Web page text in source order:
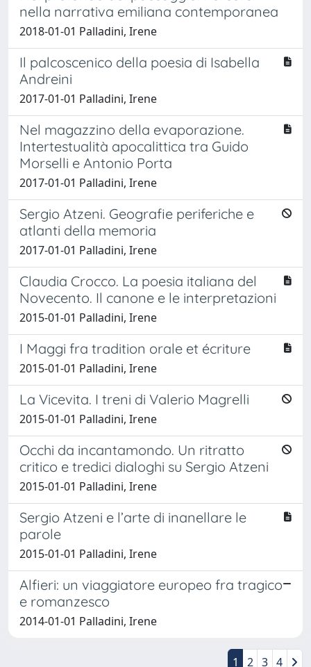
nella narrativa emiliana contemporanea
2018-01-01 Palladini, Irene
Il palcoscenico della poesia di Isabella
Andreini
2017-01-01 Palladini, Irene
Nel magazzino della evaporazione.
Intertestualità apocalittica tra Guido
Morselli e Antonio Porta
2017-01-01 Palladini, Irene
Sergio Atzeni. Geografie periferiche e
atlanti della memoria
2017-01-01 Palladini, Irene
Claudia Crocco. La poesia italiana del
Novecento. Il canone e le interpretazioni
2015-01-01 Palladini, Irene
I Maggi fra tradition orale et écriture
2015-01-01 Palladini, Irene
La Vicevita. I treni di Valerio Magrelli
2015-01-01 Palladini, Irene
Occhi da incantamondo. Un ritratto
critico e tredici dialoghi su Sergio Atzeni
2015-01-01 Palladini, Irene
Sergio Atzeni e l’arte di inanellare le
parole
2015-01-01 Palladini, Irene
Alfieri: un viaggiatore europeo fra tragico
e romanzesco
2014-01-01 Palladini, Irene
1 2 3 4